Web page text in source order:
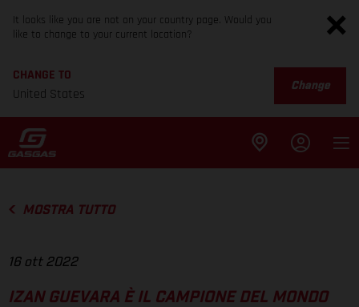
It looks like you are not on your country page. Would you
like to change to your current location?
CHANGE TO
United States
Change
MOSTRA TUTTO
16 ott 2022
IZAN GUEVARA È IL CAMPIONE DEL MONDO